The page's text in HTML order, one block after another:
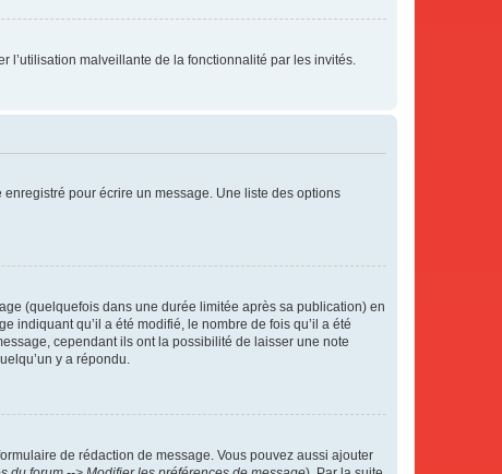
l’utilisation malveillante de la fonctionnalité par les invités.
pour écrire un message. Une liste des options
(quelquefois dans une durée limitée après sa publication) en
indiquant qu’il a été modifié, le nombre de fois qu’il a été
cependant ils ont la possibilité de laisser une note
y a répondu.
de rédaction de message. Vous pouvez aussi ajouter